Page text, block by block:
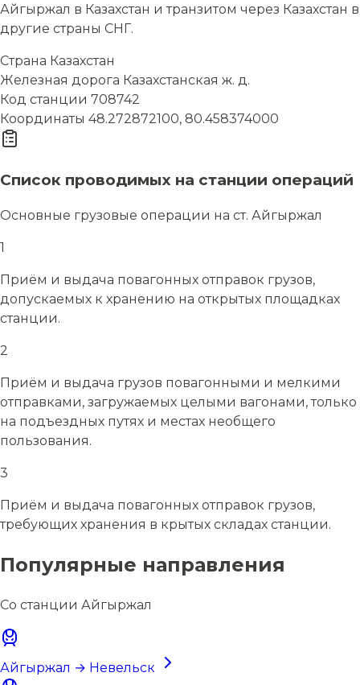
Айгыржал в Казахстан и транзитом через Казахстан в
другие страны СНГ.
Страна Казахстан
Железная дорога Казахстанская ж. д.
Код станции 708742
Координаты 48.272872100, 80.458374000
Список проводимых на станции операций
Основные грузовые операции на ст. Айгыржал
1
Приём и выдача повагонных отправок грузов,
допускаемых к хранению на открытых площадках
станции.
2
Приём и выдача грузов повагонными и мелкими
отправками, загружаемых целыми вагонами, только
на подъездных путях и местах необщего
пользования.
3
Приём и выдача повагонных отправок грузов,
требующих хранения в крытых складах станции.
Популярные направления
Со станции Айгыржал
Айгыржал → Невельск